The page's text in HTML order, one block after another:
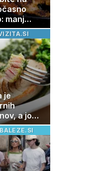
manj
več
je
a jo
vsi radi:
riba, ki
redno